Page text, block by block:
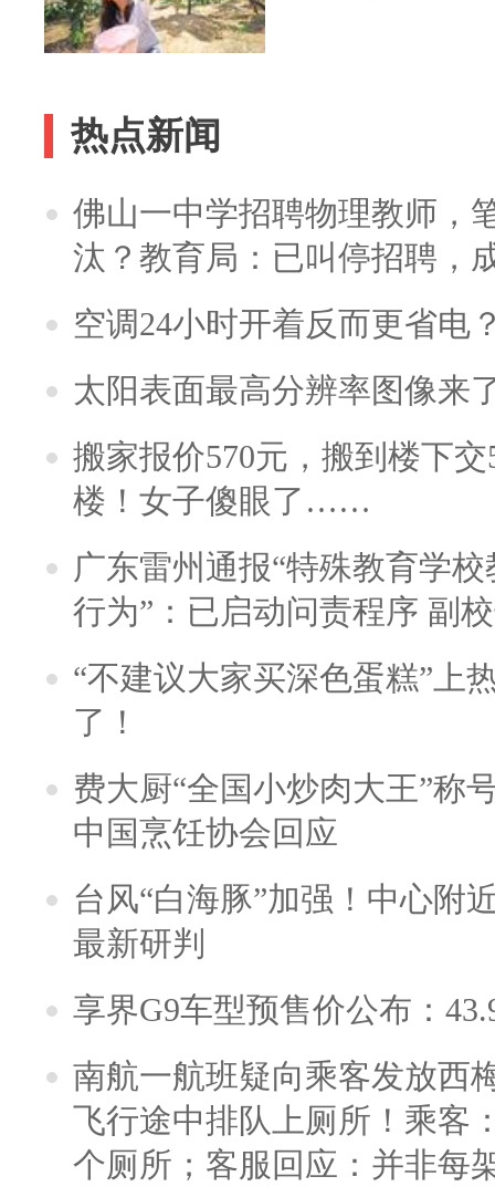
热点新闻
佛山一中学招聘物理教师，
汰？教育局：已叫停招聘，
空调24小时开着反而更省电
太阳表面最高分辨率图像来
搬家报价570元，搬到楼下
楼！女子傻眼了……
广东雷州通报“特殊教育学
行为”：已启动问责程序 副
“不建议大家买深色蛋糕”上
了！
费大厨“全国小炒肉大王”称
中国烹饪协会回应
台风“白海豚”加强！中心附
最新研判
享界G9车型预售价公布：
南航一航班疑向乘客发放西
飞行途中排队上厕所！乘客
个厕所；客服回应：并非每